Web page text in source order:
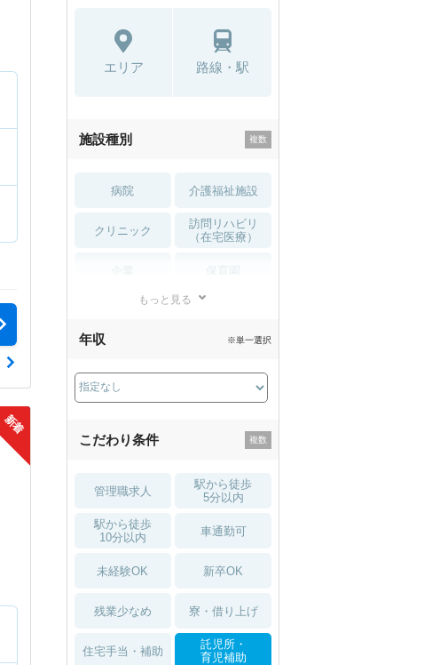
エリア 路線・駅
施設種別
病院 介護福祉施設
クリニック
訪問リハビリ
（在宅医療）
薬局・
もっと見る
年収 ※単一選択
こだわり条件
管理職求人
駅から徒歩
5分以内
駅から徒歩
10分以内
車通勤可
未経験OK 新卒OK
残業少なめ 寮・借り上げ
住宅手当・補助
託児所・
育児補助